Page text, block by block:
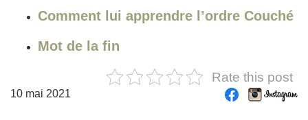
Comment lui apprendre l’ordre Couché
Mot de la fin
Rate this post
10 mai 2021